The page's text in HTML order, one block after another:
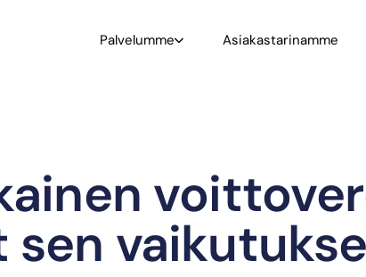
Palvelumme Asiakastarinamme
sen